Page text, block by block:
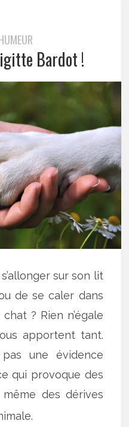
Bardot !
sur son lit
de se caler dans
? Rien n’égale
apportent tant.
une évidence
qui provoque des
des dérives